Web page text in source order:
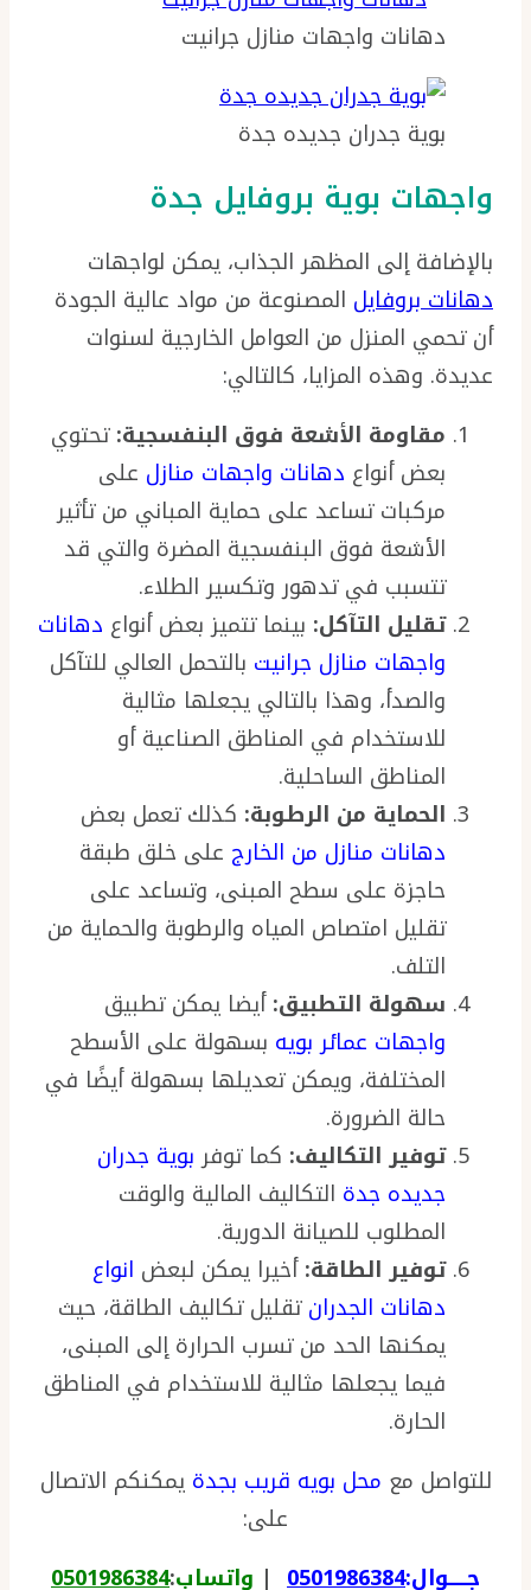
دهانات واجهات منازل جرانيت
بوية جدران جديده جدة
واجهات بوية بروفايل جدة
بالإضافة إلى المظهر الجذاب، يمكن لواجهات
دهانات بروفايل المصنوعة من مواد عالية الجودة
أن تحمي المنزل من العوامل الخارجية لسنوات
عديدة. وهذه المزايا، كالتالي:
مقاومة الأشعة فوق البنفسجية:تحتوي
بعض أنواع دهانات واجهات منازل على
مركبات تساعد على حماية المباني من تأثير
الأشعة فوق البنفسجية المضرة والتي قد
تتسبب في تدهور وتكسير الطلاء.
تقليل التآكل: بينما تتميز بعض أنواع دهانات
واجهات منازل جرانيت بالتحمل العالي للتآكل
والصدأ، وهذا بالتالي يجعلها مثالية
للاستخدام في المناطق الصناعية أو
المناطق الساحلية.
الحماية من الرطوبة: كذلك تعمل بعض
دهانات منازل من الخارج على خلق طبقة
حاجزة على سطح المبنى، وتساعد على
تقليل امتصاص المياه والرطوبة والحماية من
التلف.
سهولة التطبيق:أيضا يمكن تطبيق
واجهات عمائر بويه بسهولة على الأسطح
المختلفة، ويمكن تعديلها بسهولة أيضًا في
حالة الضرورة.
توفير التكاليف: كما توفر بوية جدران
جديده جدة التكاليف المالية والوقت
المطلوب للصيانة الدورية.
توفير الطاقة:أخيرا يمكن لبعض انواع
دهانات الجدرانتقليل تكاليف الطاقة، حيث
يمكنها الحد من تسرب الحرارة إلى المبنى،
فيما يجعلها مثالية للاستخدام في المناطق
الحارة.
للتواصل مع محل بويه قريب بجدة يمكنكم الاتصال
على:
جـــــوال:0501986384
| واتساب:
0501986384